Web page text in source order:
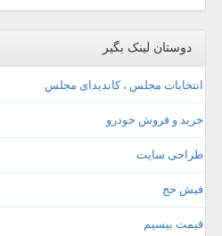
دوستان لینک بگیر
انتخابات مجلس ، کاندیدای مجلس
خرید و فروش خودرو
طراحی سایت
فیش حج
قیمت بیسیم